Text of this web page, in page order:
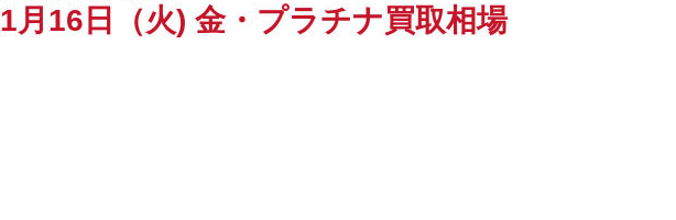
1月16日（火) 金・プラチナ買取相場